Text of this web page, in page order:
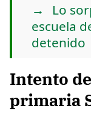
Lo
escuela
detenido
Intento
primaria